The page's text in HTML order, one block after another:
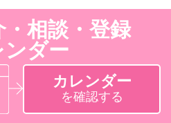
相談・登録
ンダー
カレンダー
を確認する